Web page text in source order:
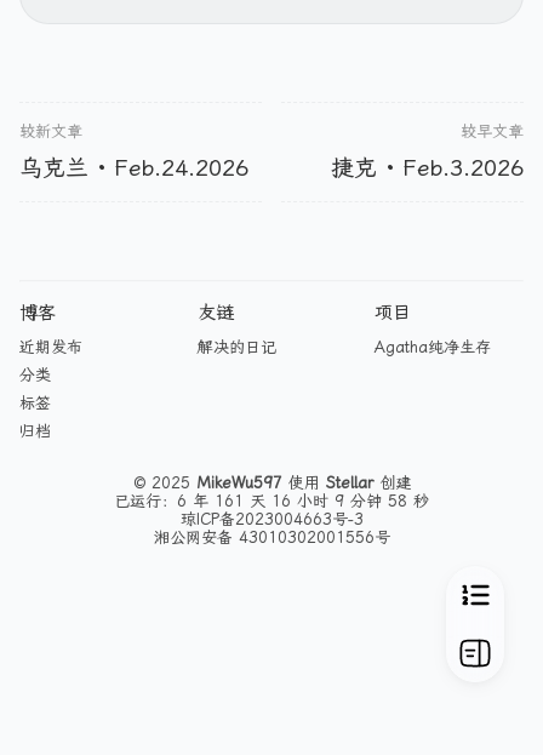
较新文章
乌克兰 · Feb.24.2026
较早文章
捷克 · Feb.3.2026
博客
近期发布
分类
标签
归档
友链
解决的日记
项目
Agatha纯净生存
© 2025 MikeWu597 使用 Stellar创建
已运行：6 年 161 天 16 小时 9 分钟 58 秒
琼ICP备2023004663号-3
湘公网安备 43010302001556号